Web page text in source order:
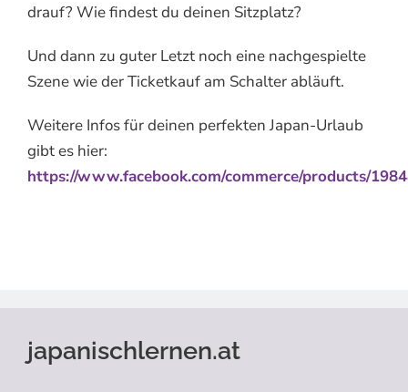
drauf? Wie findest du deinen Sitzplatz?
Und dann zu guter Letzt noch eine nachgespielte
Szene wie der Ticketkauf am Schalter abläuft.
Weitere Infos für deinen perfekten Japan-Urlaub
gibt es hier:
https://www.facebook.com/commerce/products/
japanischlernen.at